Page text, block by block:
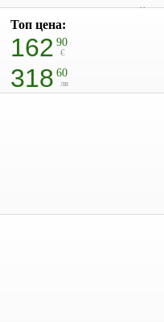
Топ цена:
162 90
€
318 60
лв